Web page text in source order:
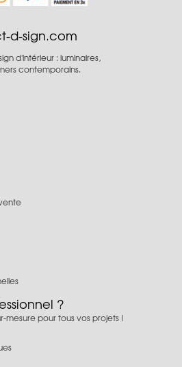
d-sign.com
d'intérieur : luminaires,
contemporains.
?
mesure pour tous vos projets !